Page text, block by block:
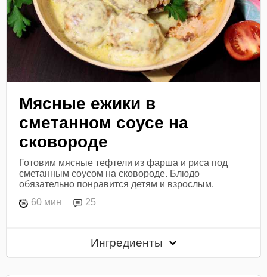
Мясные ежики в
сметанном соусе на
сковороде
Готовим мясные тефтели из фарша и риса под
сметанным соусом на сковороде. Блюдо
обязательно понравится детям и взрослым.
60 мин
25
Ингредиенты